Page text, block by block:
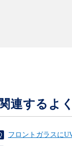
関連するよ
フロントガラスに